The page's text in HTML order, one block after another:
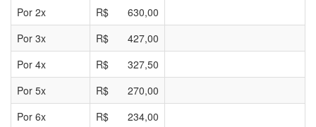
Por 2x R$
630,00
Por 3x R$
427,00
Por 4x R$
327,50
Por 5x R$
270,00
Por 6x R$
234,00